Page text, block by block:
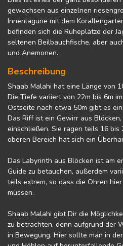
gewachsen aus einzelnen
Innenlagune mit dem
befinden sich die Ruheplätze der
seltenen Beilbauchfische, aber
und Anemonen.
Beschreibung
Shaab Malahi hat eine Länge von
Die Tiefe variiert von 22m bis 6m
Ostseite nach etwa 50m gibt es
Das Riff ist ein Gewirr aus
einschließen. Sie ragen teils 16 bis
oberen Bereich hat sich ein
Das Labyrinth aus Blöcken ist am
Guide zu betauchen, außerdem
teils extrem, so dass die Ohren
müssen.
Shaab Malahi gibt Dir die
zu betrachten, denn aufgrund der
in Bewegung. Hier sollte man in